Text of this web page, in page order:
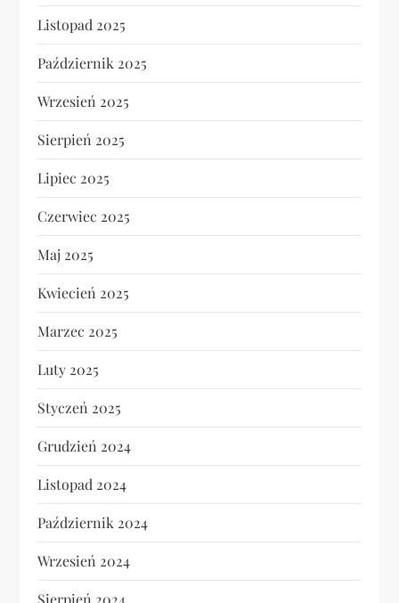
Listopad 2025
Październik 2025
Wrzesień 2025
Sierpień 2025
Lipiec 2025
Czerwiec 2025
Maj 2025
Kwiecień 2025
Marzec 2025
Luty 2025
Styczeń 2025
Grudzień 2024
Listopad 2024
Październik 2024
Wrzesień 2024